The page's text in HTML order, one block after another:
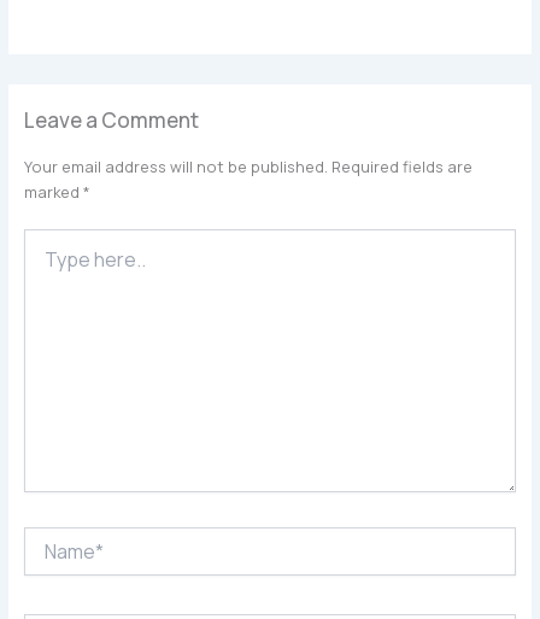
Leave a Comment
Your email address will not be published. Required fields are
marked *
here..